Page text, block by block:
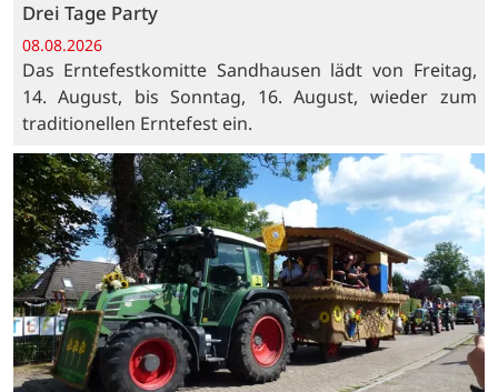
Drei Tage Party
08.08.2026
Das Erntefestkomitte Sandhausen lädt von Freitag,
14. August, bis Sonntag, 16. August, wieder zum
traditionellen Erntefest ein.